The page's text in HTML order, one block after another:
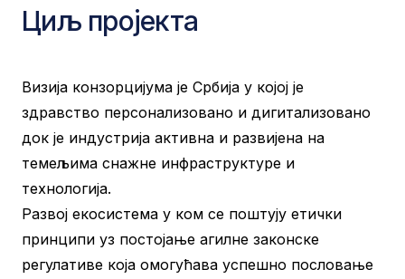
Циљ пројекта
Визија конзорцијума је Србија у којој је
здравство персонализовано и дигитализовано
док је индустрија активна и развијена на
темељима снажне инфраструктуре и
технологија.
Развој екосистема у ком се поштују етички
принципи уз постојање агилне законске
регулативе која омогућава успешно пословање